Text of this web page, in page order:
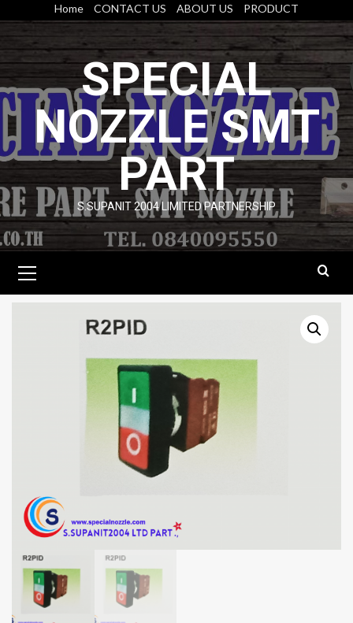
content
Home CONTACT US ABOUT US PRODUCT
SPECIAL
NOZZLE SMT
PART
S.SUPANIT 2004 LIMITED PARTNERSHIP
Menu